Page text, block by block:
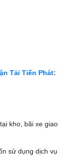
Tải Tiến Phát:
kho, bãi xe giao
sử dụng dịch vụ